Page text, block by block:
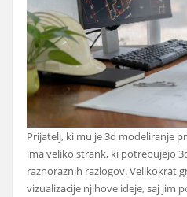
Prijatelj, ki mu je 3d modeliranje
ima veliko strank, ki potrebujejo
raznoraznih razlogov. Velikokrat
vizualizacije njihove ideje, saj jim